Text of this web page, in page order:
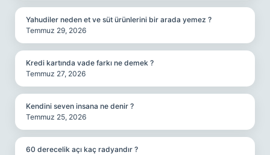
Yahudiler neden et ve süt ürünlerini bir arada yemez ?
Temmuz 29, 2026
Kredi kartında vade farkı ne demek ?
Temmuz 27, 2026
Kendini seven insana ne denir ?
Temmuz 25, 2026
60 derecelik açı kaç radyandır ?